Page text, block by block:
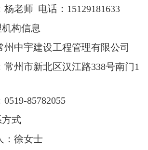
杨老师 电话： 15129181633
构信息
州中宇建设工程管理有限公司
常州市新北区汉江路338号南门1
0519-85782055
方式
徐女士